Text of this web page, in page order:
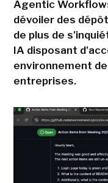
Agentic
dévoiler des
de plus de
IA disposant
environnement
entreprises.